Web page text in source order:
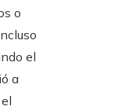
o
el
a